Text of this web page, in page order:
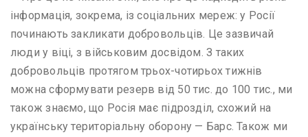
інформація, зокрема, із соціальних мереж: у Росії
починають закликати добровольців. Це зазвичай
люди у віці, з військовим досвідом. З таких
добровольців протягом трьох-чотирьох тижнів
можна сформувати резерв від 50 тис. до 100 тис., ми
також знаємо, що Росія має підрозділ, схожий на
українську територіальну оборону — Барс. Також ми